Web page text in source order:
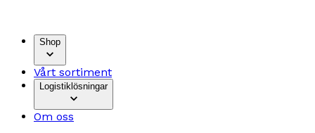
Shop
Vårt sortiment
Logistiklösningar
Om oss